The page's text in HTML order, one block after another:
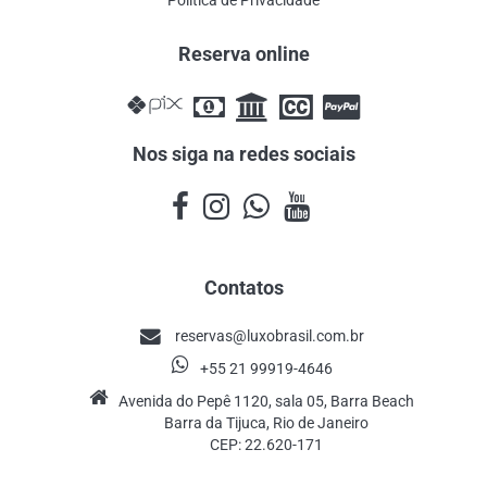
Reserva online
Nos siga na redes sociais
Contatos
reservas@luxobrasil.com.br
+55 21 99919-4646
Avenida do Pepê 1120, sala 05, Barra Beach
Barra da Tijuca, Rio de Janeiro
CEP: 22.620-171